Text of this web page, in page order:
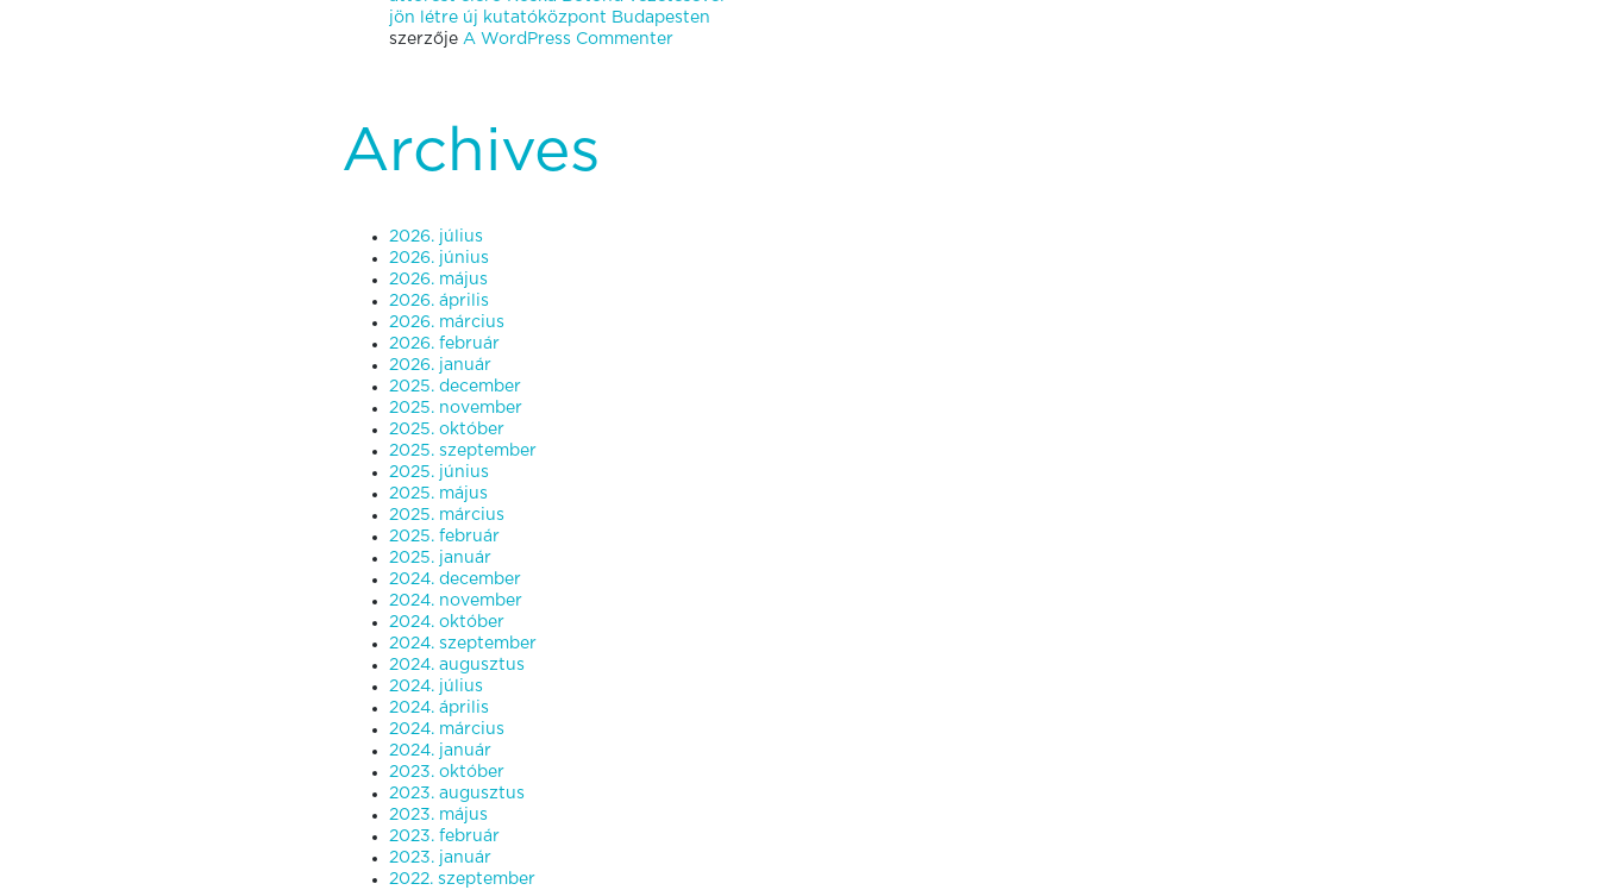
jön létre új kutatóközpont Budapesten
szerzője A WordPress Commenter
Archives
2026. július
2026. június
2026. május
2026. április
2026. március
2026. február
2026. január
2025. december
2025. november
2025. október
2025. szeptember
2025. június
2025. május
2025. március
2025. február
2025. január
2024. december
2024. november
2024. október
2024. szeptember
2024. augusztus
2024. július
2024. április
2024. március
2024. január
2023. október
2023. augusztus
2023. május
2023. február
2023. január
2022. szeptember